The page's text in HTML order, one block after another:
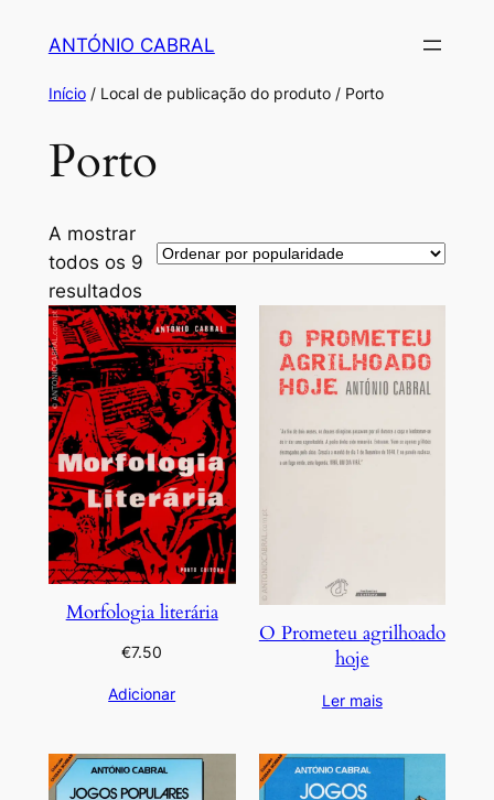
conteúdo
ANTÓNIO CABRAL
Início/ Local de publicação do produto / Porto
Porto
A mostrar
todos os 9
resultadosOrdenado
por
popularidade
Morfologia literária
€7.50
Adicionar
O Prometeu agrilhoado
hoje
Ler mais